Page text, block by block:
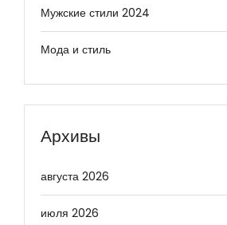
Мужские стили 2024
Мода и стиль
Архивы
августа 2026
июля 2026